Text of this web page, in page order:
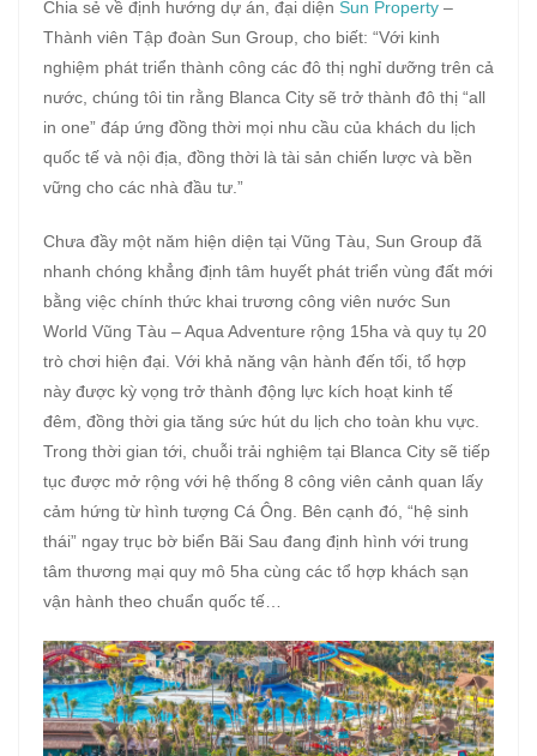
Chia sẻ về định hướng dự án, đại diện Sun Property –
Thành viên Tập đoàn Sun Group, cho biết: “Với kinh
nghiệm phát triển thành công các đô thị nghỉ dưỡng trên cả
nước, chúng tôi tin rằng Blanca City sẽ trở thành đô thị “all
in one” đáp ứng đồng thời mọi nhu cầu của khách du lịch
quốc tế và nội địa, đồng thời là tài sản chiến lược và bền
vững cho các nhà đầu tư.”
Chưa đầy một năm hiện diện tại Vũng Tàu, Sun Group đã
nhanh chóng khẳng định tâm huyết phát triển vùng đất mới
bằng việc chính thức khai trương công viên nước Sun
World Vũng Tàu – Aqua Adventure rộng 15ha và quy tụ 20
trò chơi hiện đại. Với khả năng vận hành đến tối, tổ hợp
này được kỳ vọng trở thành động lực kích hoạt kinh tế
đêm, đồng thời gia tăng sức hút du lịch cho toàn khu vực.
Trong thời gian tới, chuỗi trải nghiệm tại Blanca City sẽ tiếp
tục được mở rộng với hệ thống 8 công viên cảnh quan lấy
cảm hứng từ hình tượng Cá Ông. Bên cạnh đó, “hệ sinh
thái” ngay trục bờ biển Bãi Sau đang định hình với trung
tâm thương mại quy mô 5ha cùng các tổ hợp khách sạn
vận hành theo chuẩn quốc tế…